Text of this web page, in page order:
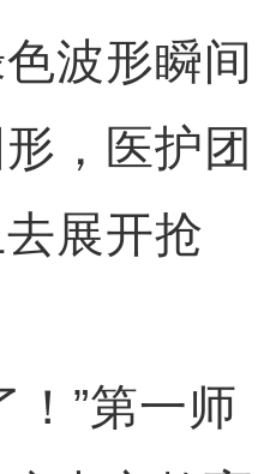
波形瞬间
，医护团
展开抢
”第一师